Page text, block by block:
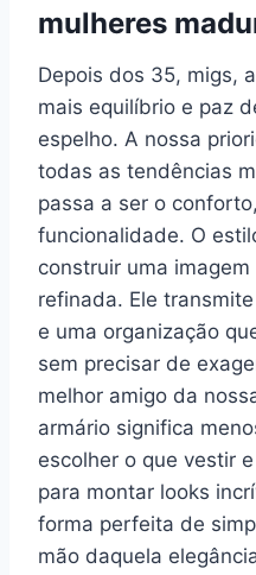
mulheres
Depois dos 35, migs,
mais equilíbrio e paz
espelho. A nossa
todas as tendências
passa a ser o
funcionalidade. O
construir uma
refinada. Ele
e uma organização
sem precisar de
melhor amigo da
armário significa
escolher o que vestir
para montar looks
forma perfeita de
mão daquela